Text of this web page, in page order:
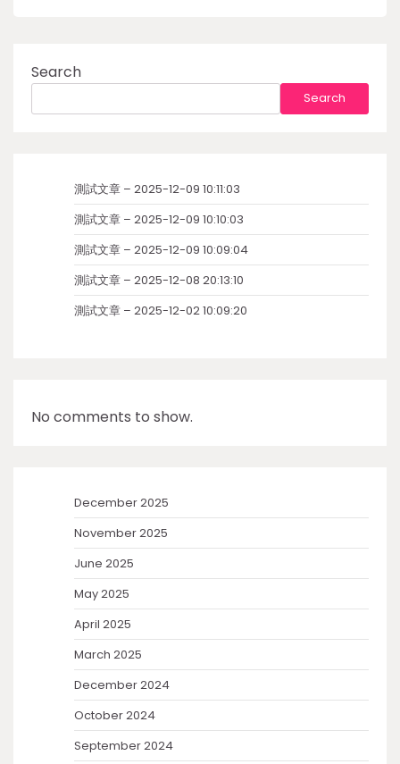
Search
Search
測試文章 – 2025-12-09 10:11:03
測試文章 – 2025-12-09 10:10:03
測試文章 – 2025-12-09 10:09:04
測試文章 – 2025-12-08 20:13:10
測試文章 – 2025-12-02 10:09:20
No comments to show.
December 2025
November 2025
June 2025
May 2025
April 2025
March 2025
December 2024
October 2024
September 2024